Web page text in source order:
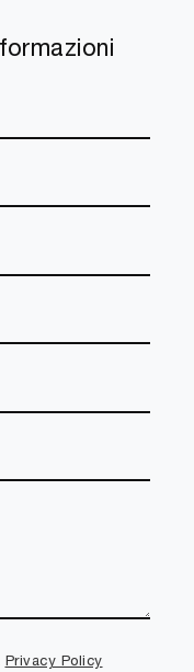
Privacy Policy